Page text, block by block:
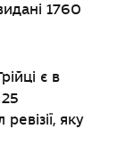
1760
є в
яку